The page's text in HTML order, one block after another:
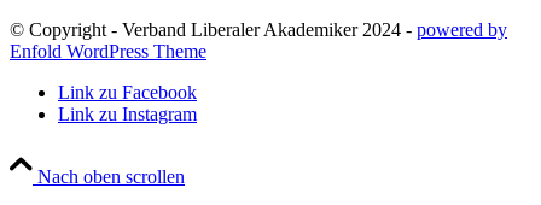
© Copyright - Verband Liberaler Akademiker 2024 - powered by
Enfold WordPress Theme
Link zu Facebook
Link zu Instagram
Nach oben scrollen